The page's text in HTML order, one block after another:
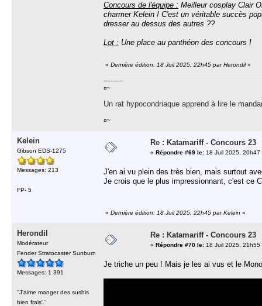
Concours de l'équipe : Meilleur cosplay Clair
charmer Kelein ! C'est un véritable succès
dresser au dessus des autres ??
Lot : Une place au panthéon des concours !
« Dernière édition: 18 Juil 2025, 22h45 par Herondil»
-----------
¤~
Un rat hypocondriaque apprend à lire le
¤~
Kelein
Gibson EDS-1275
Messages: 213
FP- 5
Re : Katamariff - Concours 23
« Répondre #69 le: 18 Juil 2025, 20h47
J'en ai vu plein des très bien, mais surtout
Je crois que le plus impressionnant, c'est ce
« Dernière édition: 18 Juil 2025, 22h45 par Kelein »
Herondil
Modérateur
Fender Stratocaster Sunburn
Messages: 1 391
''J'aime manger des sushis
bien frais'.'
Re : Katamariff - Concours 23
« Répondre #70 le: 18 Juil 2025, 21h55
Je triche un peu ! Mais je les ai vus et le